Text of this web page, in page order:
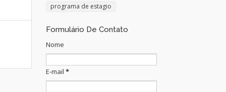
programa de estagio
Formulário De Contato
Nome
E-mail *